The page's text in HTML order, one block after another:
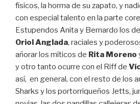
físicos, la horma de su zapato, y
con especial talento en la parte
Estupendos Anita y Bernardo los de
Oriol Anglada, raciales y
añorar los míticos de Rita Moreno
y otro tanto ocurre con el Riff de
así, en general, con el resto de los
Sharks y los portorriqueños Jetts,